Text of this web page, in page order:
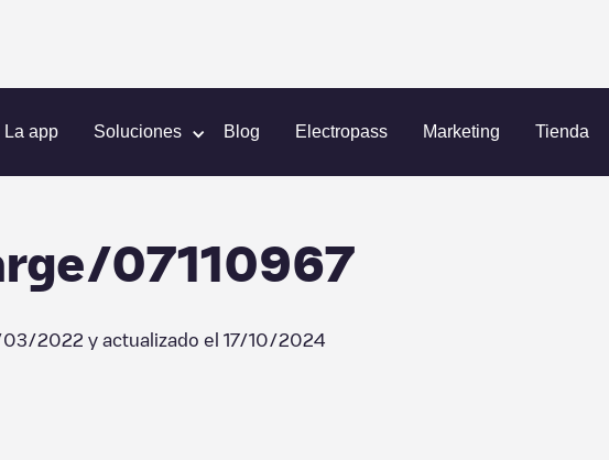
La app Soluciones Blog Electropass Marketing Tienda
Tilburg Berkel-Enschot Shell Recharge/07110967
07110967
2022 y actualizado el 17/10/2024